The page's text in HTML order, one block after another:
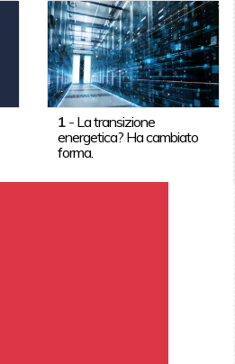
1 - La transizione
energetica? Ha cambiato
forma.